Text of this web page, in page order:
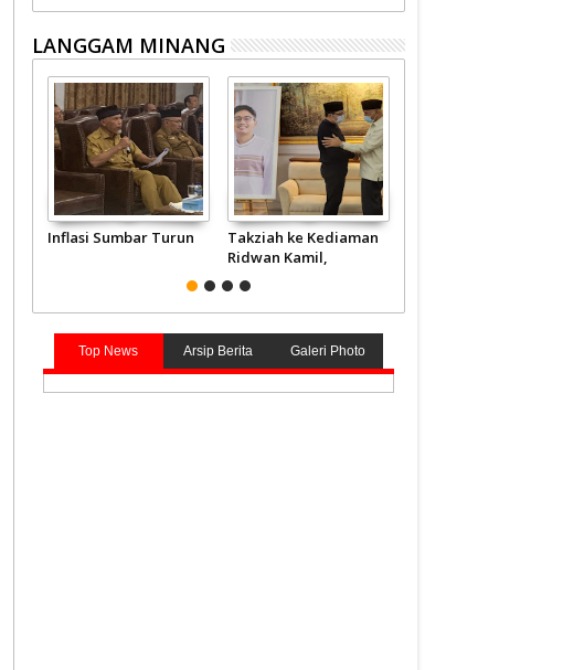
LANGGAM MINANG
Inflasi Sumbar Turun
Takziah ke Kediaman
Ridwan Kamil,
Gubernur Mahyeldi
Doakan Eril Syahid
Top News Arsip Berita Galeri Photo